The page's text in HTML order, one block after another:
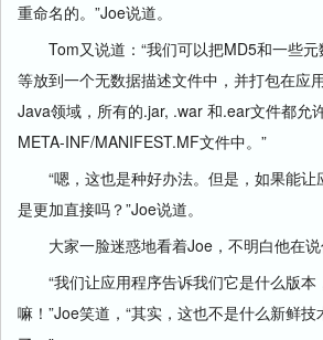
重命名的。”Joe说道。
Tom又说道：“我们可以把MD5和一些元
等放到一个无数据描述文件中，并打包在应
Java领域，所有的.jar, .war 和.ear文件都允
META-INF/MANIFEST.MF文件中。”
“嗯，这也是种好办法。但是，如果能让
是更加直接吗？”Joe说道。
大家一脸迷惑地看着Joe，不明白他在说
“我们让应用程序告诉我们它是什么版本
嘛！”Joe笑道，“其实，这也不是什么新鲜